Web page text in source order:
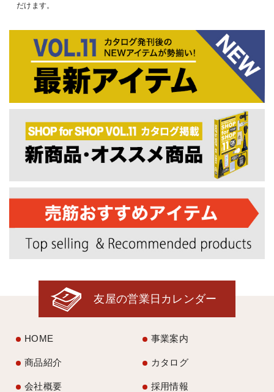
だけます。
友屋の営業日カレンダー
HOME 事業案内
商品紹介 カタログ
会社概要 採用情報